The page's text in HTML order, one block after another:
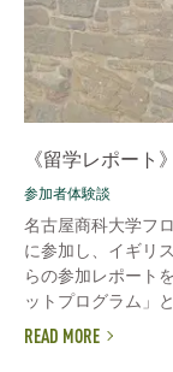
《留学レポート
参加者体験談
名古屋商科大学フ
に参加し、イギリ
らの参加レポート
ットプログラム」
READ MORE